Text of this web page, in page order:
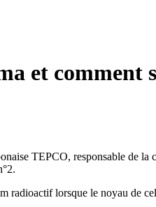
et
TEPCO, responsable de
radioactif lorsque le noyau de